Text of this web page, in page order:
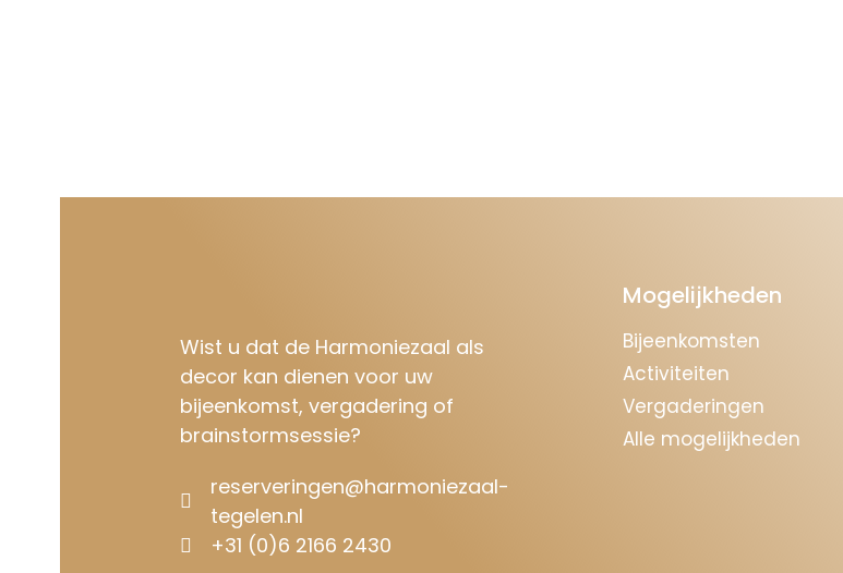
Wist u dat de Harmoniezaal als
decor kan dienen voor uw
bijeenkomst, vergadering of
brainstormsessie?
reserveringen@harmoniezaal-
tegelen.nl
+31 (0)6 2166 2430
Mogelijkheden
Bijeenkomsten
Activiteiten
Vergaderingen
Alle mogelijkheden